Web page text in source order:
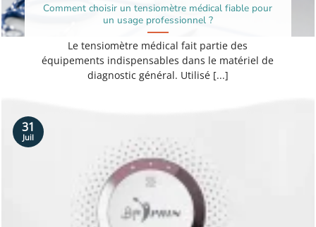
Comment choisir un tensiomètre médical fiable pour
un usage professionnel ?
Le tensiomètre médical fait partie des
équipements indispensables dans le matériel de
diagnostic général. Utilisé [...]
31
Juil